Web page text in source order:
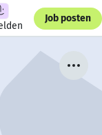
Job posten